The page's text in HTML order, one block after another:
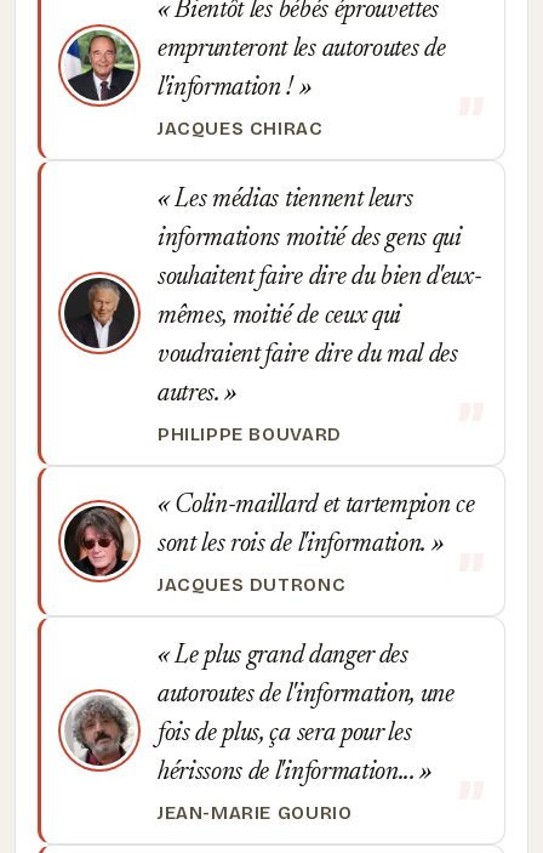
Bientôt les bébés éprouvettes
emprunteront les autoroutes de
l'information !
JACQUES CHIRAC
Les médias tiennent leurs
informations moitié des gens qui
souhaitent faire dire du bien d'eux-
mêmes, moitié de ceux qui
voudraient faire dire du mal des
autres.
PHILIPPE BOUVARD
Colin-maillard et tartempion ce
sont les rois de l'information.
JACQUES DUTRONC
Le plus grand danger des
autoroutes de l'information, une
fois de plus, ça sera pour les
hérissons de l'information...
JEAN-MARIE GOURIO